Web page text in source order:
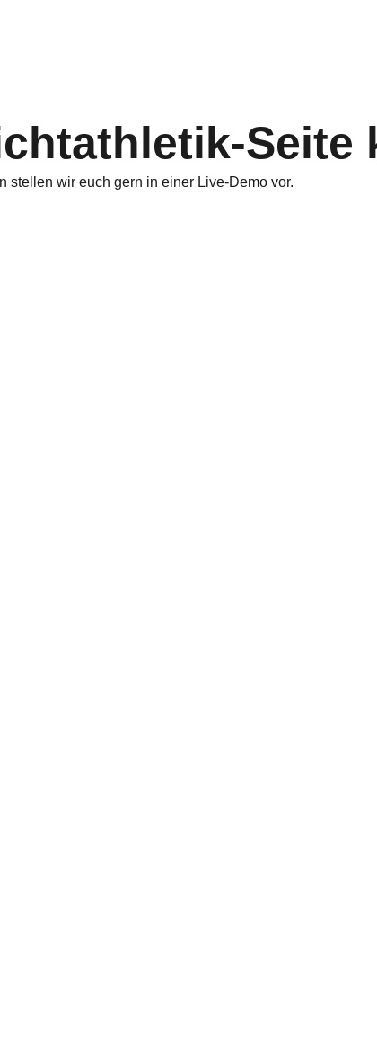
Seite
stellen wir euch gern in einer Live-Demo vor.